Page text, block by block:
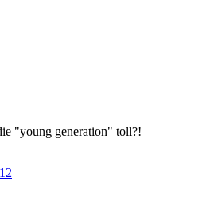
"young generation" toll?!